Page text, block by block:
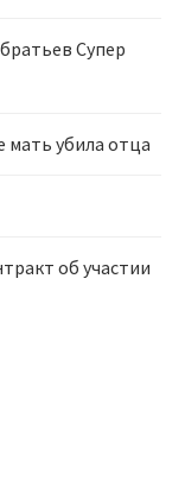
Супер
мать убила отца
об участии